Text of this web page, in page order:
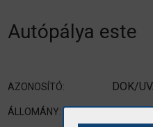
Autópálya este
AZONOSÍTÓ: DOK/
ÁLLOMÁNY: